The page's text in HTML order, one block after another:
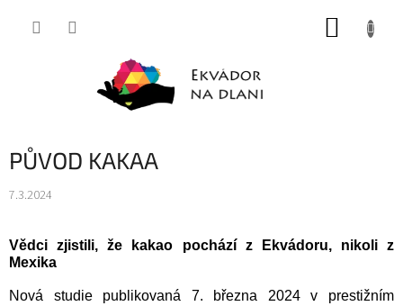
PŮVOD KAKAA
7.3.2024
Vědci zjistili, že kakao pochází z Ekvádoru, nikoli z
Mexika
Nová studie publikovaná 7. března 2024 v prestižním